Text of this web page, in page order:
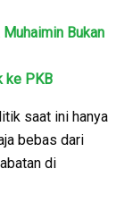
Muhaimin Bukan
ke PKB
saat ini hanya
bebas dari
di